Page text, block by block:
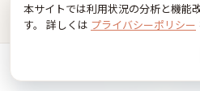
📍熊本市
併設あり 救急・夜間対応 往診対応
本サイトでは利用状況の分析と機能
す。 詳しくは プライバシーポリシー